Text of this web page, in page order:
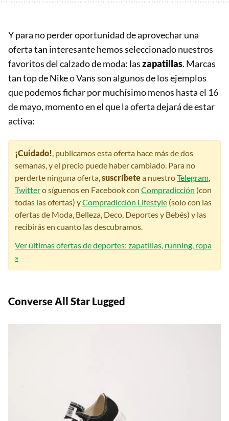
Y para no perder oportunidad de aprovechar una
oferta tan interesante hemos seleccionado nuestros
favoritos del calzado de moda: laszapatillas. Marcas
tan top de Nike o Vans son algunos de los ejemplos
que podemos fichar por muchísimo menos hasta el 16
de mayo, momento en el que la oferta dejará de estar
activa:
¡Cuidado! , publicamos esta oferta hace más de dos
semanas, y el precio puede haber cambiado. Para no
perderte ninguna oferta, suscríbetea nuestroTelegram
Twittero síguenos en Facebook con Compradicción (con
todas las ofertas) yCompradicción Lifestyle (solo con las
ofertas de Moda, Belleza, Deco, Deportes y Bebés) y las
recibirás en cuanto las descubramos.
Ver últimas ofertas de deportes: zapatillas, running, ropa
»
Converse All Star Lugged